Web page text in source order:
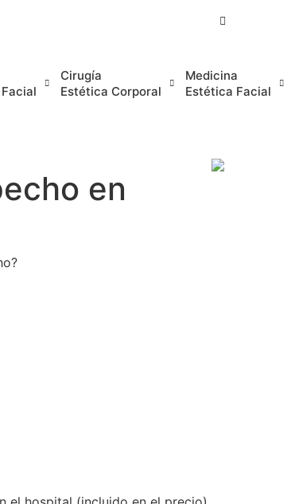
Cirugía
Estética Corporal
Medicina
Estética Facial
en